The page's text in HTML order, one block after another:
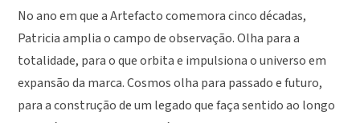
No ano em que a Artefacto comemora cinco décadas,
Patricia amplia o campo de observação. Olha para a
totalidade, para o que orbita e impulsiona o universo em
expansão da marca. Cosmos olha para passado e futuro,
para a construção de um legado que faça sentido ao longo